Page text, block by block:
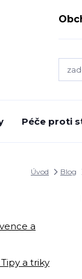
Péče proti
Úvod Blog
a
a triky